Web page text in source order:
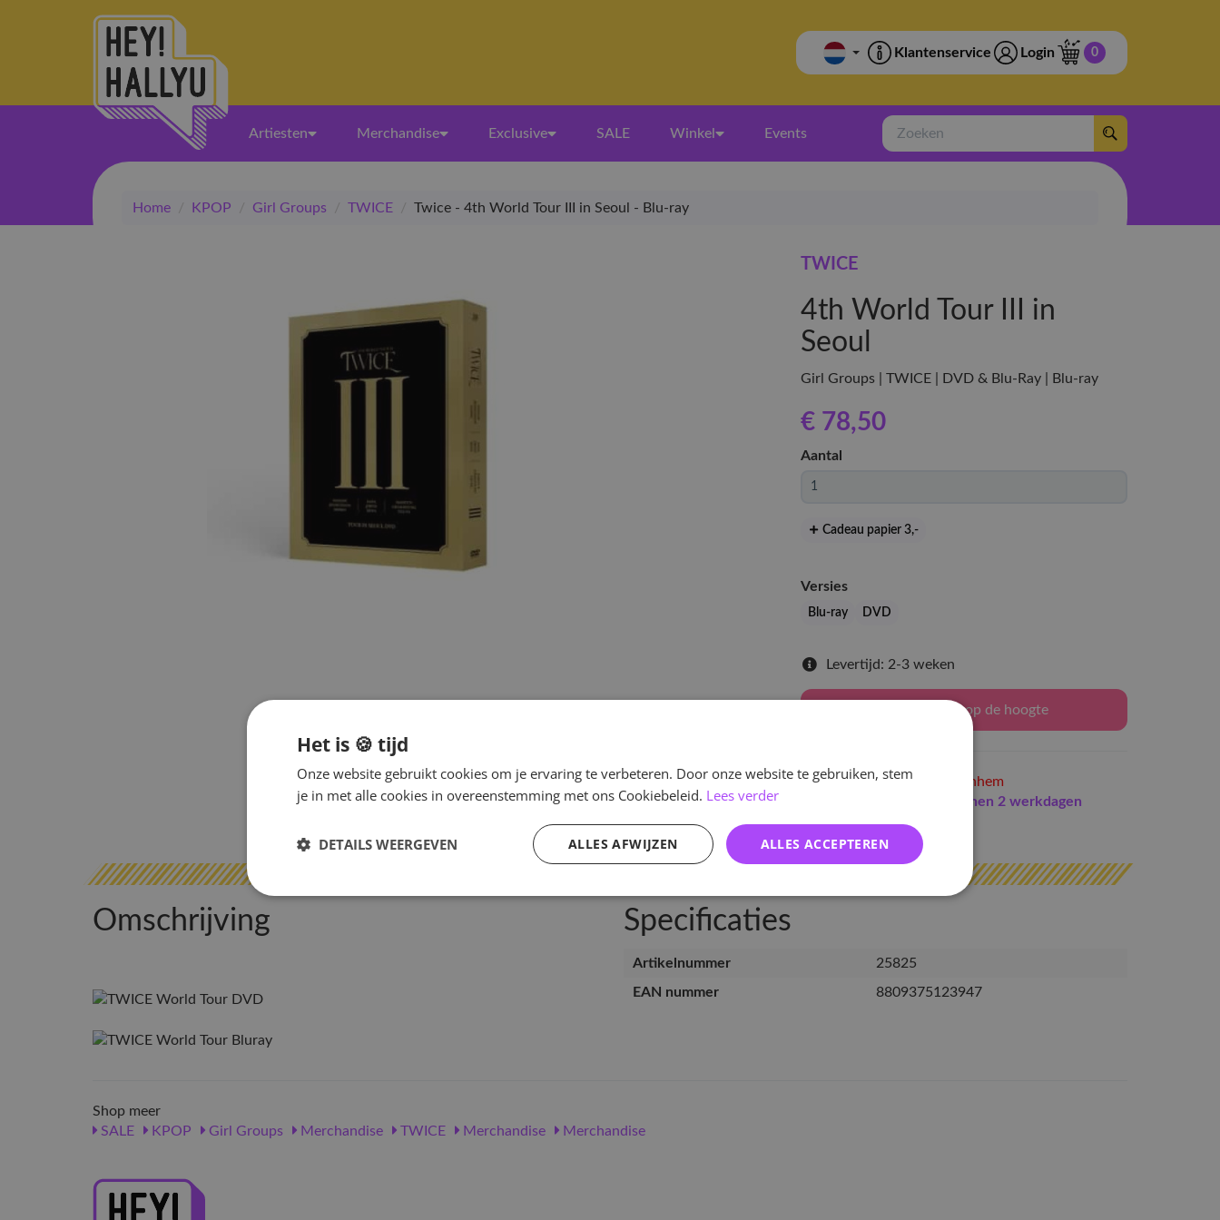
Klantenservice Login 0
Artiesten Merchandise Exclusive SALE Winkel Events
Zoeken
Home / KPOP / Girl Groups / TWICE / Twice - 4th World Tour III in Seoul - Blu-ray
TWICE
4th World Tour III in
Seoul
Girl Groups | TWICE | DVD & Blu-Ray | Blu-ray
€ 78,50
Aantal
Cadeau papier 3,-
Versies
Blu-ray DVD
Levertijd: 2-3 weken
Houd mij op de hoogte
Niet op voorraad
in Arnhem
binnen 2 werkdagen
verzonden
Omschrijving Specificaties
Artikelnummer
25825
EAN nummer
8809375123947
Shop meer
SALE
KPOP Girl Groups Merchandise TWICE Merchandise Merchandise
Het is 🍪 tijd
Onze website gebruikt cookies om je ervaring te verbeteren. Door onze website te gebruiken, stem
je in met alle cookies in overeenstemming met ons Cookiebeleid. Lees verder
ALLES ACCEPTEREN
ALLES AFWIJZEN
DETAILS WEERGEVEN